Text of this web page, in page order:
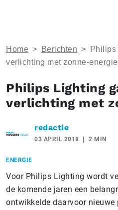
Home > Berichten >
Philips
verlichting met zonne-energie
Philips Lighting
verlichting met
redactie
03 APRIL 2018 2 MIN
ENERGIE
Voor Philips Lighting wordt
de komende jaren een
ontwikkelde daarvoor nieuwe